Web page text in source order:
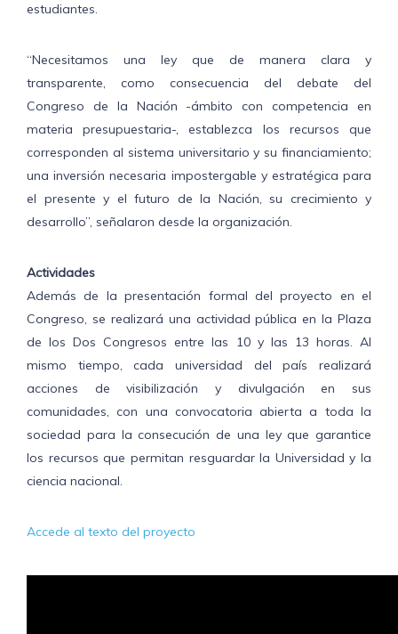
estudiantes.
“Necesitamos una ley que de manera clara y
transparente, como consecuencia del debate del
Congreso de la Nación -ámbito con competencia en
materia presupuestaria-, establezca los recursos que
corresponden al sistema universitario y su financiamiento;
una inversión necesaria impostergable y estratégica para
el presente y el futuro de la Nación, su crecimiento y
desarrollo”, señalaron desde la organización.
Actividades
Además de la presentación formal del proyecto en el
Congreso, se realizará una actividad pública en la Plaza
de los Dos Congresos entre las 10 y las 13 horas. Al
mismo tiempo, cada universidad del país realizará
acciones de visibilización y divulgación en sus
comunidades, con una convocatoria abierta a toda la
sociedad para la consecución de una ley que garantice
los recursos que permitan resguardar la Universidad y la
ciencia nacional.
Accede al texto del proyecto